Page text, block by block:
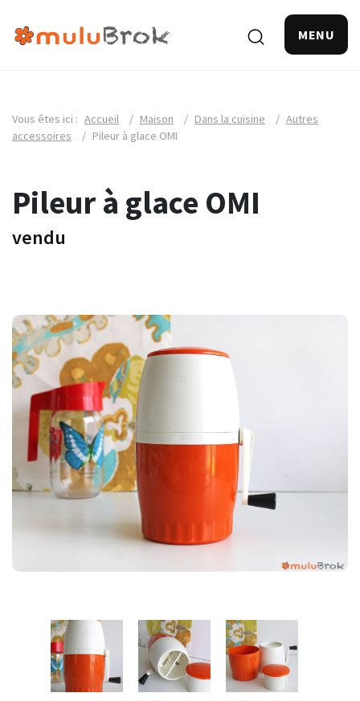
MENU
Vous êtes ici : Accueil / Maison / Dans la cuisine / Autres
accessoires
/ Pileur à glace OMI
Pileur à glace OMI
vendu